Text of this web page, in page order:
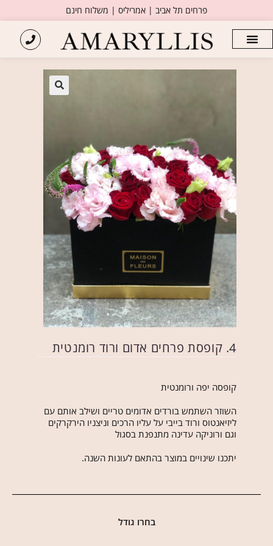
פרחים תל אביב | אמריליס | משלוח חינם
4. קופסת פרחים אדום ורוד רומנטית
קופסה יפה ורומנטית
השוזר השתמש בורדים אדומים טריים ושילב אותם עם
ליזיאנטוס ורוד בייבי על עליו הרכים וניצניו הירקרקים
וגם ורוניקה עדינה מתנפנת בסגול
יתכנו שינויים במוצר בהתאם לעונות השנה.
בחרו גודל